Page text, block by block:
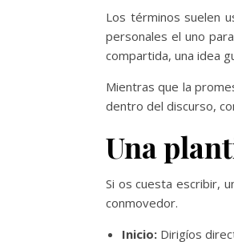
Los términos suelen
personales el uno
compartida, una idea
Mientras que la
dentro del discurso,
Una
Si os cuesta escribir,
conmovedor.
Inicio: Dirigíos